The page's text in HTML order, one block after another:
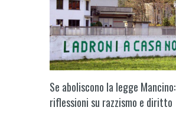
Se aboliscono la legge Mancino:
riflessioni su razzismo e diritto